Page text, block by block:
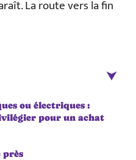
La route vers la fin
ou électriques :
pour un achat
près